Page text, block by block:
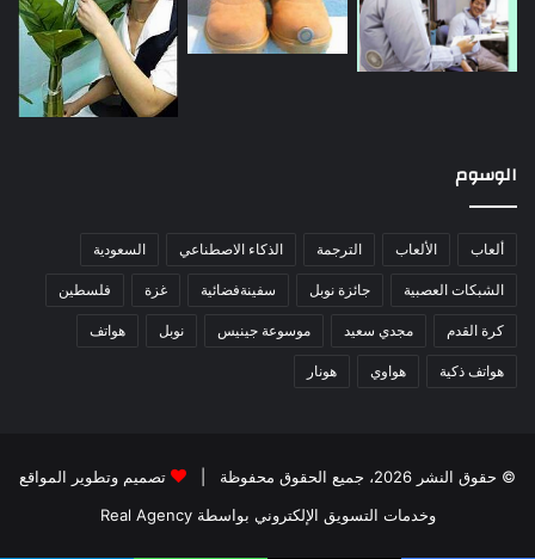
الوسوم
ألعاب الألعاب الترجمة الذكاء الاصطناعي السعودية
الشبكات العصبية جائزة نوبل سفينةفضائية غزة فلسطين
كرة القدم مجدي سعيد موسوعة جينيس نوبل هواتف
هواتف ذكية هواوي هونار
© حقوق النشر 2026، جميع الحقوق محفوظة |
تصميم وتطوير المواقع
وخدمات التسويق الإلكتروني بواسطة Real Agency